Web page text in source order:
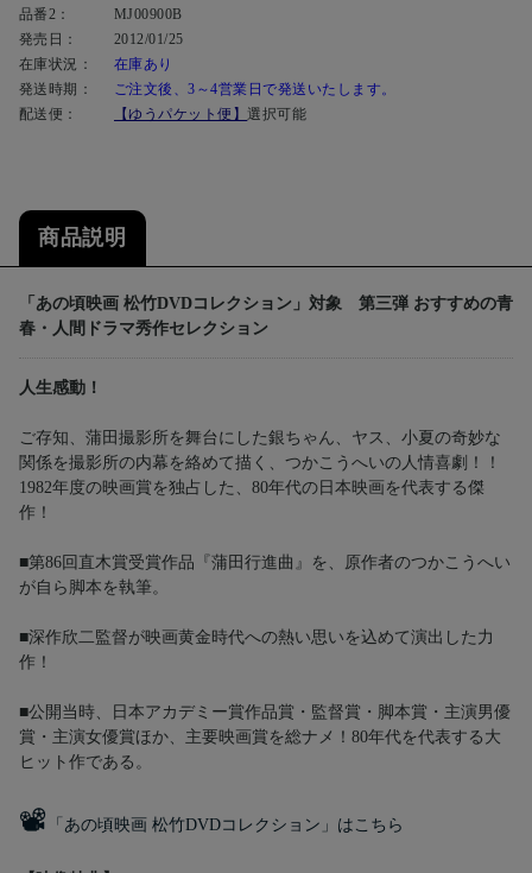
品番2：
MJ00900B
発売日：
2012/01/25
在庫状況：
在庫あり
発送時期：
ご注文後、3～4営業日で発送いたします。
配送便：
【ゆうパケット便】選択可能
商品説明
「あの頃映画 松竹DVDコレクション」対象 第三弾 おすすめの青
春・人間ドラマ秀作セレクション
人生感動！
ご存知、蒲田撮影所を舞台にした銀ちゃん、ヤス、小夏の奇妙な
関係を撮影所の内幕を絡めて描く、つかこうへいの人情喜劇！！
1982年度の映画賞を独占した、80年代の日本映画を代表する傑
作！
■第86回直木賞受賞作品『蒲田行進曲』を、原作者のつかこうへい
が自ら脚本を執筆。
■深作欣二監督が映画黄金時代への熱い思いを込めて演出した力
作！
■公開当時、日本アカデミー賞作品賞・監督賞・脚本賞・主演男優
賞・主演女優賞ほか、主要映画賞を総ナメ！80年代を代表する大
ヒット作である。
📽 「あの頃映画 松竹DVDコレクション」はこちら